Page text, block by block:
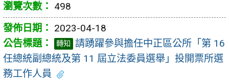
498
2023-04-18
轉知
請踴躍參與擔任中正區公所「第 16
任總統副總統及第 11 屆立法委員選舉」投開票所選
務工作人員